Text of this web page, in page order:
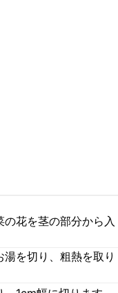
花を茎の部分から入
を切り、粗熱を取り